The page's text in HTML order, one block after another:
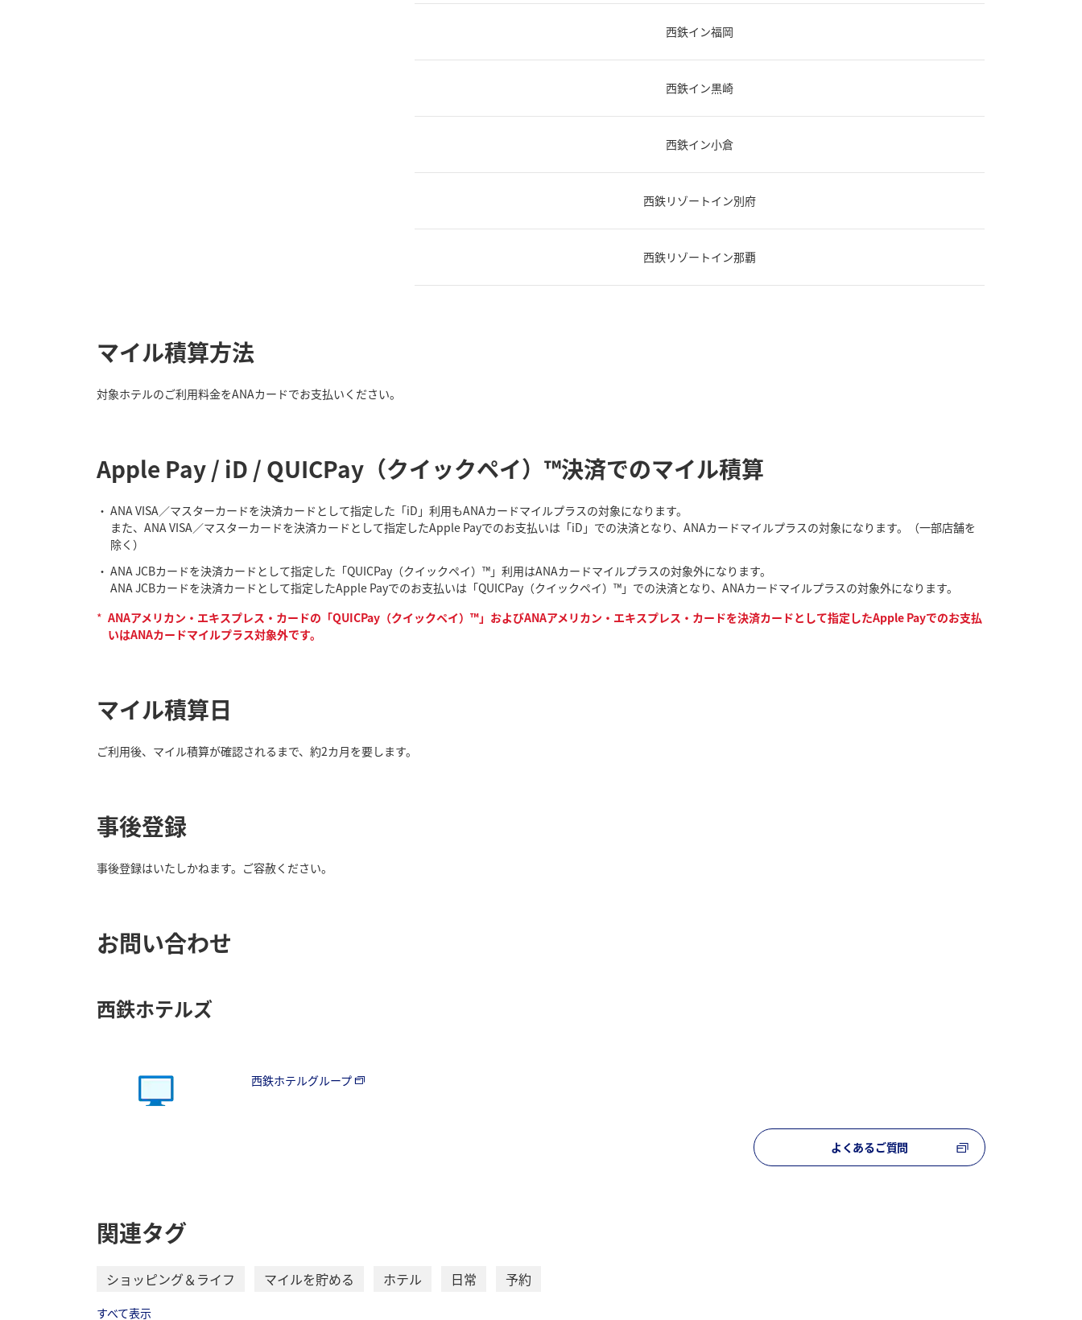
西鉄イン福岡
西鉄イン黒崎
西鉄イン小倉
西鉄リゾートイン別府
西鉄リゾートイン那覇
マイル積算方法
対象ホテルのご利用料金をANAカードでお支払いください。
Apple Pay / iD / QUICPay（クイックペイ）™決済でのマイル積算
ANA VISA／マスターカードを決済カードとして指定した「iD」利用もANAカードマイルプラスの対象になります。
また、ANA VISA／マスターカードを決済カードとして指定したApple Payでのお支払いは「iD」での決済となり、ANAカードマイルプラスの対象になります。（一部店舗を
除く）
ANA JCBカードを決済カードとして指定した「QUICPay（クイックペイ）™」利用はANAカードマイルプラスの対象外になります。
ANA JCBカードを決済カードとして指定したApple Payでのお支払いは「QUICPay（クイックペイ）™」での決済となり、ANAカードマイルプラスの対象外になります。
* ANAアメリカン・エキスプレス・カードの「QUICPay（クイックペイ）™」およびANAアメリカン・エキスプレス・カードを決済カードとして指定したApple Payでのお支払
いはANAカードマイルプラス対象外です。
マイル積算日
ご利用後、マイル積算が確認されるまで、約2カ月を要します。
事後登録
事後登録はいたしかねます。ご容赦ください。
お問い合わせ
西鉄ホテルズ
西鉄ホテルグループ
よくあるご質問
関連タグ
ショッピング＆ライフ マイルを貯める ホテル 日常 予約
すべて表示